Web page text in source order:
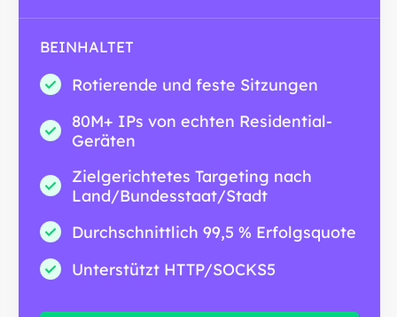
BEINHALTET
Rotierende und feste Sitzungen
80M+ IPs von echten Residential-
Geräten
Zielgerichtetes Targeting nach
Land/Bundesstaat/Stadt
Durchschnittlich 99,5 % Erfolgsquote
Unterstützt HTTP/SOCKS5